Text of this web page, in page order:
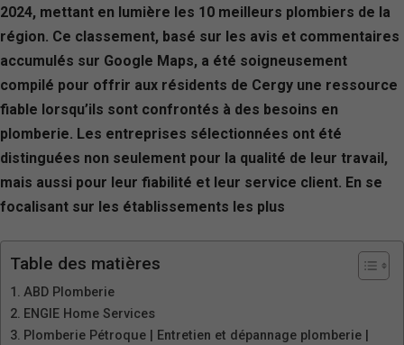
2024, mettant en lumière les 10 meilleurs plombiers de la
région. Ce classement, basé sur les avis et commentaires
accumulés sur Google Maps, a été soigneusement
compilé pour offrir aux résidents de Cergy une ressource
fiable lorsqu’ils sont confrontés à des besoins en
plomberie. Les entreprises sélectionnées ont été
distinguées non seulement pour la qualité de leur travail,
mais aussi pour leur fiabilité et leur service client. En se
focalisant sur les établissements les plus
Table des matières
ABD Plomberie
ENGIE Home Services
Plomberie Pétroque | Entretien et dépannage plomberie |